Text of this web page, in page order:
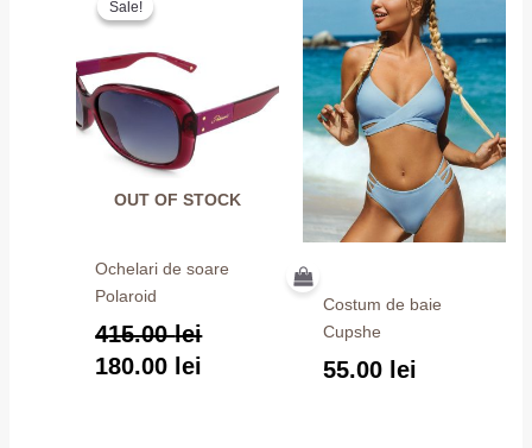
Sale!
OUT OF STOCK
Sale!
Ochelari de soare
Polaroid
415.00lei
inițial
fost:
415.00 lei.
180.00 lei
180.00 lei.
Costum de baie
Cupshe
55.00 lei